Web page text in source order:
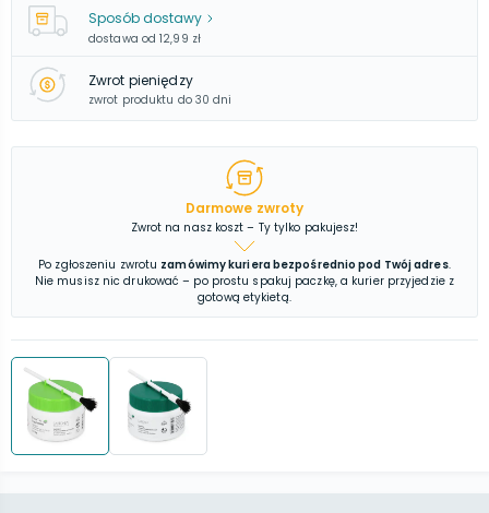
Sposób dostawy
dostawa od 12,99 zł
Zwrot pieniędzy
zwrot produktu do 30 dni
Darmowe zwroty
Zwrot na nasz koszt – Ty tylko pakujesz!
Po zgłoszeniu zwrotu zamówimy kuriera bezpośrednio pod Twój adres.
Nie musisz nic drukować – po prostu spakuj paczkę, a kurier przyjedzie z
gotową etykietą.